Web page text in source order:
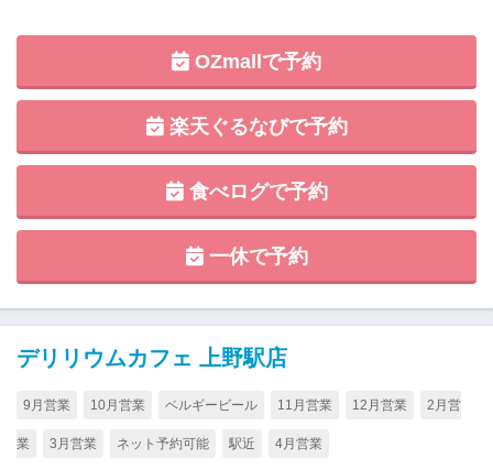
OZmallで予約
楽天ぐるなびで予約
食べログで予約
一休で予約
デリリウムカフェ 上野駅店
9月営業 10月営業 ベルギービール 11月営業 12月営業 2月営
業 3月営業 ネット予約可能 駅近 4月営業